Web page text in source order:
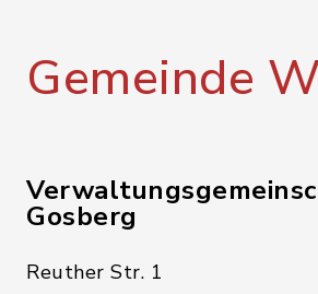
Gemeinde
Gosberg
Reuther Str. 1